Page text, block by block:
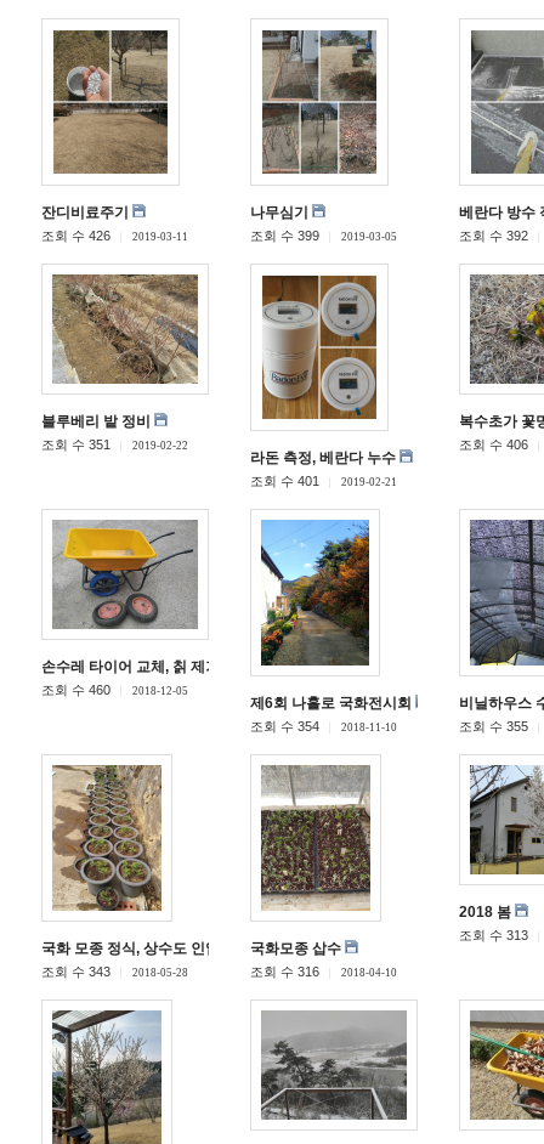
잔디비료주기
조회 수 426 2019-03-11
나무심기
조회 수 399 2019-03-05
베란다 방수
조회 수 392
블루베리 밭 정비
조회 수 351 2019-02-22
라돈 측정, 베란다 누수
조회 수 401 2019-02-21
복수초가 꽃
조회 수 406
손수레 타이어 교체, 칡 제거 작업
조회 수 460 2018-12-05
제6회 나홀로 국화전시회
조회 수 354 2018-11-10
비닐하우스
조회 수 355
국화 모종 정식, 상수도 인입
조회 수 343 2018-05-28
국화모종 삽수
조회 수 316 2018-04-10
2018 봄
조회 수 313